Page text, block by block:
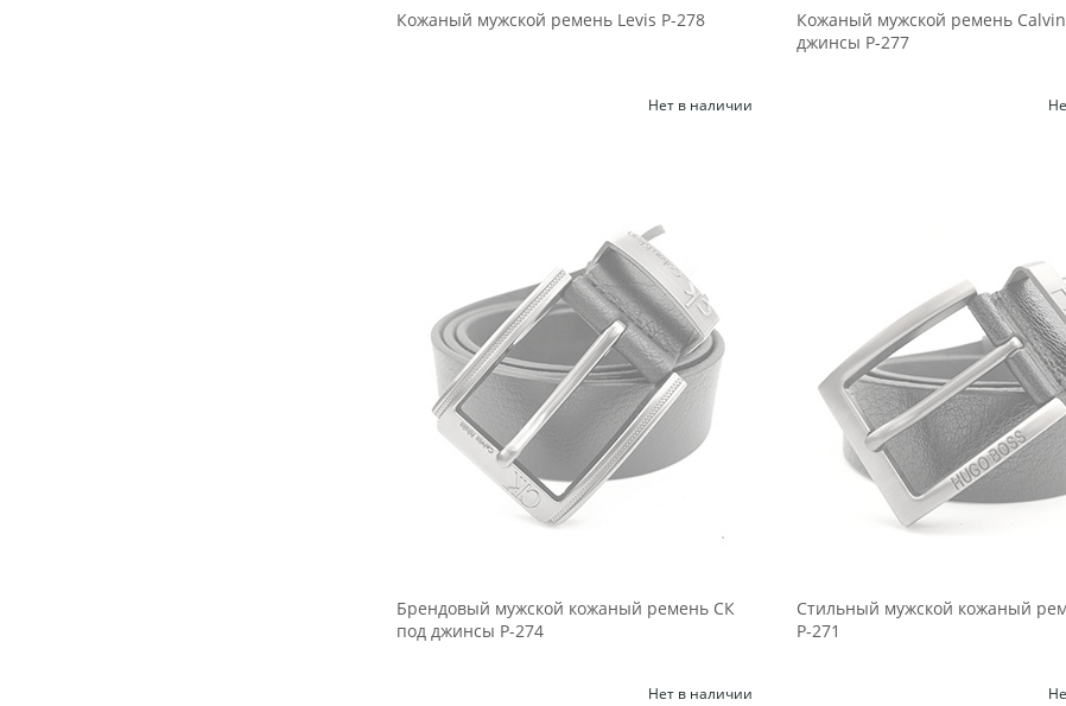
Кожаный мужской ремень Levis Р-278
Нет в наличии
Кожаный мужской ремень
джинсы Р-277
Брендовый мужской кожаный ремень СК
под джинсы Р-274
Нет в наличии
Стильный мужской кожаный
Р-271